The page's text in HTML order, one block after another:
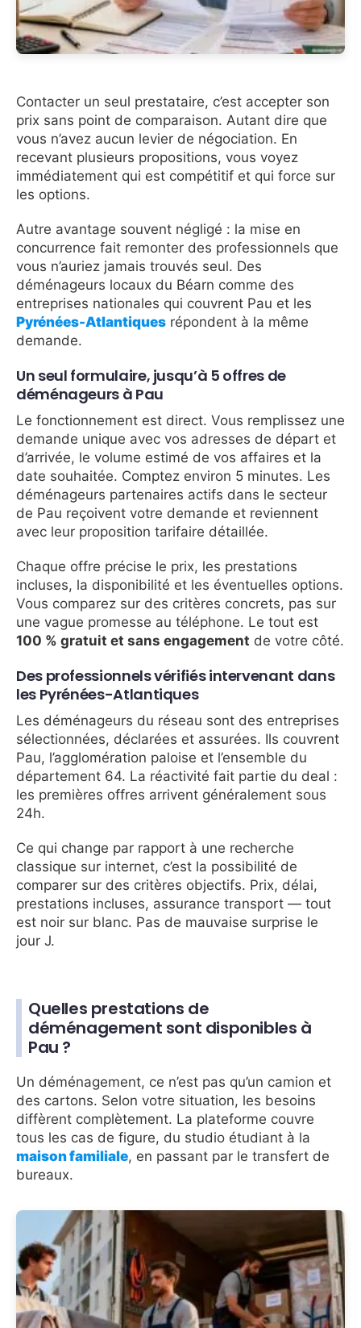
Contacter un seul prestataire, c’est accepter son
prix sans point de comparaison. Autant dire que
vous n’avez aucun levier de négociation. En
recevant plusieurs propositions, vous voyez
immédiatement qui est compétitif et qui force sur
les options.
Autre avantage souvent négligé : la mise en
concurrence fait remonter des professionnels que
vous n’auriez jamais trouvés seul. Des
déménageurs locaux du Béarn comme des
entreprises nationales qui couvrent Pau et les
Pyrénées-Atlantiques répondent à la même
demande.
Un seul formulaire, jusqu’à 5 offres de
déménageurs à Pau
Le fonctionnement est direct. Vous remplissez une
demande unique avec vos adresses de départ et
d’arrivée, le volume estimé de vos affaires et la
date souhaitée. Comptez environ 5 minutes. Les
déménageurs partenaires actifs dans le secteur
de Pau reçoivent votre demande et reviennent
avec leur proposition tarifaire détaillée.
Chaque offre précise le prix, les prestations
incluses, la disponibilité et les éventuelles options.
Vous comparez sur des critères concrets, pas sur
une vague promesse au téléphone. Le tout est
100 % gratuit et sans engagement de votre côté.
Des professionnels vérifiés intervenant dans
les Pyrénées-Atlantiques
Les déménageurs du réseau sont des entreprises
sélectionnées, déclarées et assurées. Ils couvrent
Pau, l’agglomération paloise et l’ensemble du
département 64. La réactivité fait partie du deal :
les premières offres arrivent généralement sous
24h.
Ce qui change par rapport à une recherche
classique sur internet, c’est la possibilité de
comparer sur des critères objectifs. Prix, délai,
prestations incluses, assurance transport — tout
est noir sur blanc. Pas de mauvaise surprise le
jour J.
Quelles prestations de
déménagement sont disponibles à
Pau ?
Un déménagement, ce n’est pas qu’un camion et
des cartons. Selon votre situation, les besoins
diffèrent complètement. La plateforme couvre
tous les cas de figure, du studio étudiant à la
maison familiale, en passant par le transfert de
bureaux.